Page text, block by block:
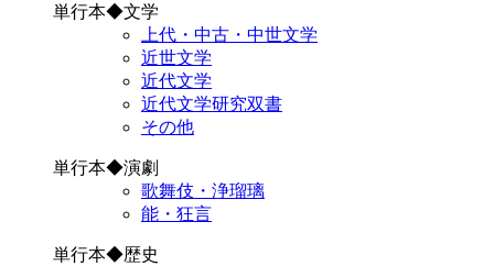
単行本◆文学
上代・中古・中世文学
近世文学
近代文学
近代文学研究双書
その他
単行本◆演劇
歌舞伎・浄瑠璃
能・狂言
単行本◆歴史